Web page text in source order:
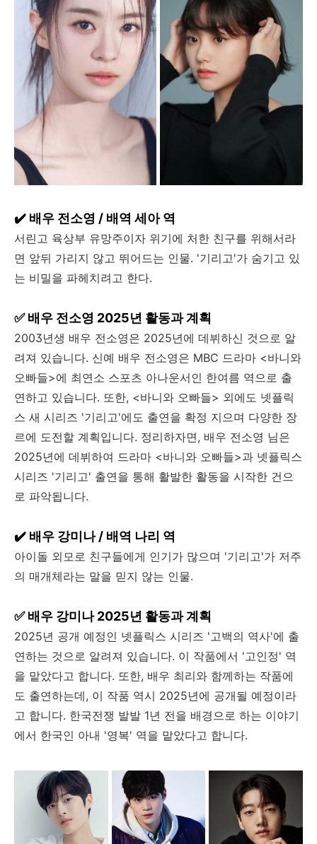
✔️ 배우 전소영 / 배역 세아 역
서린고 육상부 유망주이자 위기에 처한 친구를 위해서라
면 앞뒤 가리지 않고 뛰어드는 인물. '기리고'가 숨기고 있
는 비밀을 파헤치려고 한다.
✅ 배우 전소영 2025년 활동과 계획
2003년생 배우 전소영은 2025년에 데뷔하신 것으로 알
려져 있습니다. 신예 배우 전소영은 MBC 드라마 <바니와
오빠들>에 최연소 스포츠 아나운서인 한여름 역으로 출
연하고 있습니다. 또한, <바니와 오빠들> 외에도 넷플릭
스 새 시리즈 '기리고'에도 출연을 확정 지으며 다양한 장
르에 도전할 계획입니다. 정리하자면, 배우 전소영 님은
2025년에 데뷔하여 드라마 <바니와 오빠들>과 넷플릭스
시리즈 '기리고' 출연을 통해 활발한 활동을 시작한 건으
로 파악됩니다.
✔️ 배우 강미나 / 배역 나리 역
아이돌 외모로 친구들에게 인기가 많으며 '기리고'가 저주
의 매개체라는 말을 믿지 않는 인물.
✅ 배우 강미나 2025년 활동과 계획
2025년 공개 예정인 넷플릭스 시리즈 '고백의 역사'에 출
연하는 것으로 알려져 있습니다. 이 작품에서 '고인정' 역
을 맡았다고 합니다. 또한, 배우 최리와 함께하는 작품에
도 출연하는데, 이 작품 역시 2025년에 공개될 예정이라
고 합니다. 한국전쟁 발발 1년 전을 배경으로 하는 이야기
에서 한국인 아내 '영복' 역을 맡았다고 합니다.